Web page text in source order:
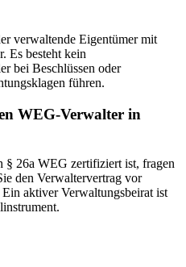
verwaltende Eigentümer mit
Es besteht kein
bei Beschlüssen oder
führen.
WEG-Verwalter in
§ 26a WEG zertifiziert ist, fragen
den Verwaltervertrag vor
aktiver Verwaltungsbeirat ist